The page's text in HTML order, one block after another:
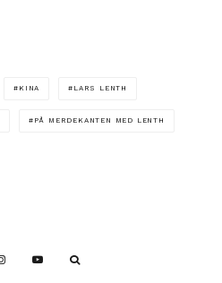
KINA LARS LENTH
PÅ MERDEKANTEN MED LENTH